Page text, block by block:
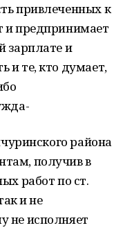
привлеченных к
и предпринимает
зарплате и
и те, кто думает,
района
получив в
работ по ст.
и не
не исполняет